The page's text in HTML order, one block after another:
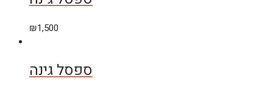
₪1,500
ספסל גינה